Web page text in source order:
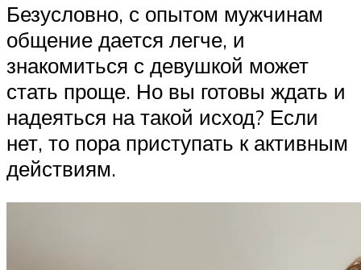
Безусловно, с опытом мужчинам
общение дается легче, и
знакомиться с девушкой может
стать проще. Но вы готовы ждать и
надеяться на такой исход? Если
нет, то пора приступать к активным
действиям.